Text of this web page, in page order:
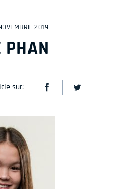
2019
PHAN
sur: